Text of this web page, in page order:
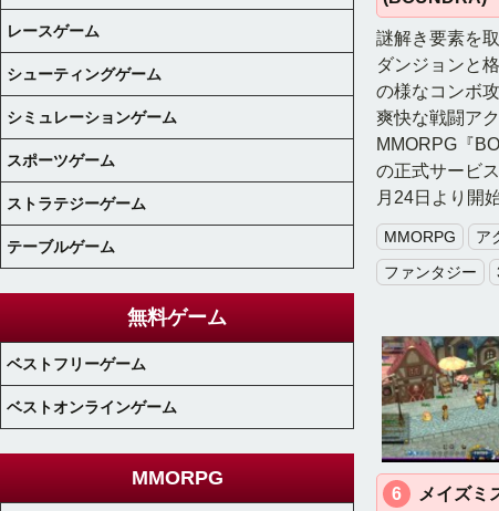
レースゲーム
シューティングゲーム
シミュレーションゲーム
スポーツゲーム
ストラテジーゲーム
テーブルゲーム
無料ゲーム
ベストフリーゲーム
ベストオンラインゲーム
MMORPG
謎解き要素を
ダンジョンと
の様なコンボ
爽快な戦闘ア
MMORPG『
の正式サービ
月24日より開
MMORPG
ア
ファンタジー
6
メイズミ